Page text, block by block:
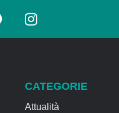
CATEGORIE
Attualità